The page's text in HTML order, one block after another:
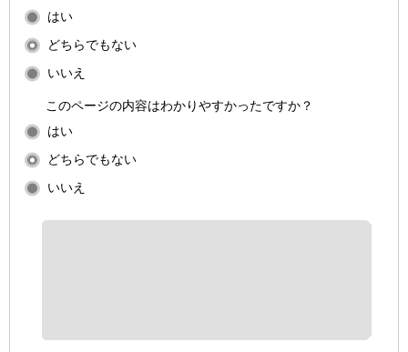
はい
どちらでもない
いいえ
このページの内容はわかりやすかったですか？
はい
どちらでもない
いいえ